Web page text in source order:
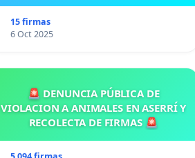
15 firmas
6 Oct 2025
🚨 DENUNCIA PÚBLICA DE
VIOLACION A ANIMALES EN ASERRÍ Y
RECOLECTA DE FIRMAS 🚨